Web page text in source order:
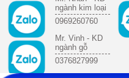
ngành kim loại
0969260760
Mr. Vinh - KD
ngành gỗ
0376827999